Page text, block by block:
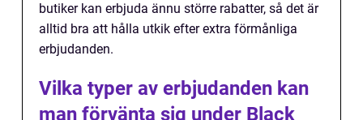
butiker kan erbjuda ännu större rabatter, så det är
alltid bra att hålla utkik efter extra förmånliga
erbjudanden.
Vilka typer av erbjudanden kan
man förvänta sig under Black